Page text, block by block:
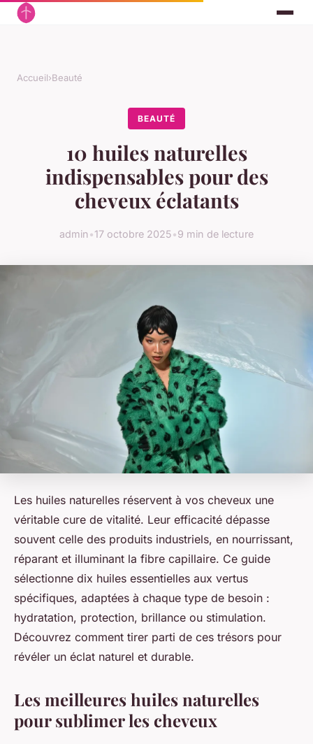
Accueil›Beauté
BEAUTÉ
10 huiles naturelles
indispensables pour des
cheveux éclatants
admin•17 octobre 2025•9 min de lecture
Les huiles naturelles réservent à vos cheveux une
véritable cure de vitalité. Leur efficacité dépasse
souvent celle des produits industriels, en nourrissant,
réparant et illuminant la fibre capillaire. Ce guide
sélectionne dix huiles essentielles aux vertus
spécifiques, adaptées à chaque type de besoin :
hydratation, protection, brillance ou stimulation.
Découvrez comment tirer parti de ces trésors pour
révéler un éclat naturel et durable.
Les meilleures huiles naturelles
pour sublimer les cheveux